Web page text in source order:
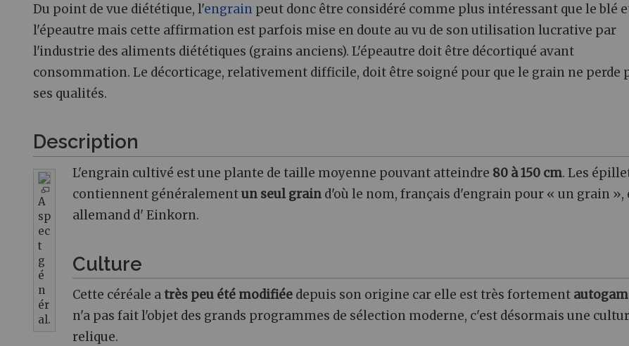
Du point de vue diététique, l'engrain peut donc être considéré comme plus intéressant que le blé
l'épeautre mais cette affirmation est parfois mise en doute au vu de son utilisation lucrative par
l'industrie des aliments diététiques (grains anciens). L'épeautre doit être décortiqué avant
consommation. Le décorticage, relativement difficile, doit être soigné pour que le grain ne perde
ses qualités.
Description
A
sp
ec
t
g
é
n
ér
al.
L'engrain cultivé est une plante de taille moyenne pouvant atteindre 80 à 150 cm. Les
contiennent généralementun seul graind'où le nom, français d'engrain pour « un grain »,
allemand d' Einkorn.
Culture
Cette céréale a très peu été modifiéedepuis son origine car elle est très fortement
n'a pas fait l'objet des grands programmes de sélection moderne, c'est désormais une
relique.